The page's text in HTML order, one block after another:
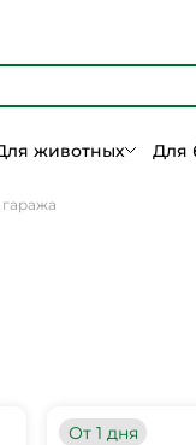
животных Для
От 1 дня